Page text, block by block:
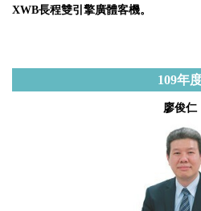
XWB長程雙引擎廣體客機。
109年
廖俊仁